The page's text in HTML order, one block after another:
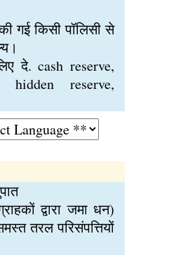
की गई किसी पॉलिसी से
दे. cash reserve,
hidden reserve,
द्वारा जमा धन)
तरल परिसंपत्तियों